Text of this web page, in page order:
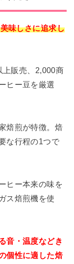
味しさに追求し
上販売、2,000商
ヒー豆を厳選
焙煎が特徴。焙
な行程の1つで
ヒー本来の味を
ス焙煎機を使
音・温度などき
個性に適した焙